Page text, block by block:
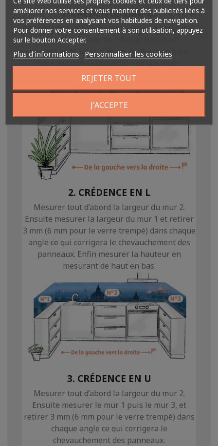
1. CRÉDENCE SIMPLE
Mesurer d’un côté à l’autre la largeur et pour la
hauteur mesurer de haut en bas. Il est
recommandé un minimum de 45 cm de haut
2. CRÉDENCE EN L
Mesurer tout d’abord la largeur du mur 2.
Ensuite mesurer la largeur du mur 1 et retirer
3 mm (6 mm pour le verre trempé) dans chaque
angle ce qui corrigera le chevauchement des
panneaux. Enfin mesurer la hauteur en
mesurant de haut en bas.
3. CRÉDENCE EN U
Mesurer tout d’abord la largeur du mur 2.
Ensuite mesurer le mur 1 puis le mur 3, et
retirer 3 mm (6 mm pour le verre trempé) dans
chaque angle ce qui corrigera le
chevauchement des panneaux.
améliorer nos services et vous montrer des publicités liées à
vos préférences en analysant vos habitudes de navigation.
Pour donner votre consentement à son utilisation, appuyez
sur le bouton Accepter.
Plus d'informations Personnaliser les cookies
REJETER TOUT
J'ACCEPTE